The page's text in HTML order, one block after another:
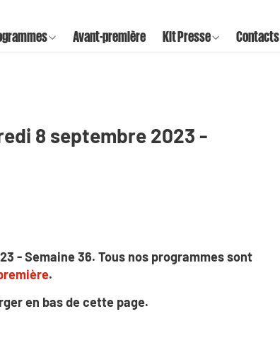
Avant-première Kit Presse Contacts
8 septembre 2023 -
- Semaine 36. Tous nos programmes sont
.
en bas de cette page.